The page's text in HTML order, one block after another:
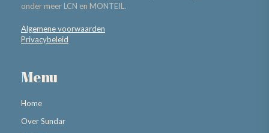
onder meer LCN en MONTEIL.
Algemene voorwaarden
Privacybeleid
Menu
Home
Over Sundar